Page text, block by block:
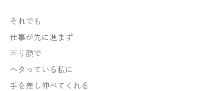
それでも
仕事が先に進まず
困り顔で
ヘタっている私に
手を差し伸べてくれる